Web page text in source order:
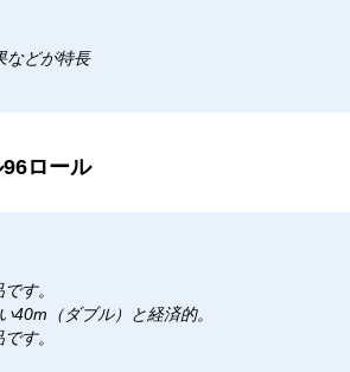
などが特長
ロール
す。
40m（ダブル）と経済的。
す。